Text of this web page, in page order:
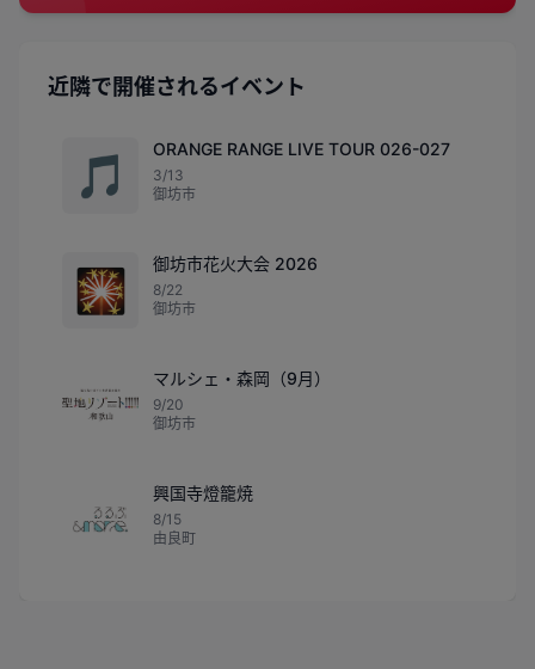
近隣で開催されるイベント
🎵
ORANGE RANGE LIVE TOUR 026-027
3/13
御坊市
🎇
御坊市花火大会 2026
8/22
御坊市
マルシェ・森岡（9月）
9/20
御坊市
興国寺燈籠焼
8/15
由良町